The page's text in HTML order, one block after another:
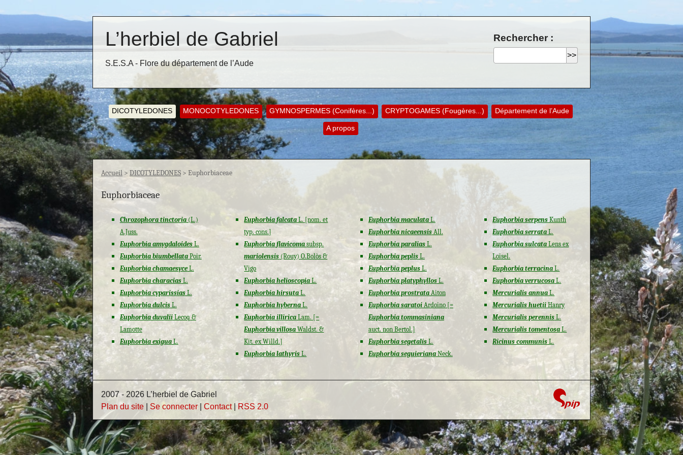
Rechercher :
L’herbiel de Gabriel
S.E.S.A - Flore du département de l’Aude
DICOTYLEDONES MONOCOTYLEDONES GYMNOSPERMES (Conifères...) CRYPTOGAMES (Fougères...) Département de l’Aude
A propos
Accueil > DICOTYLEDONES > Euphorbiaceae
Euphorbiaceae
Chrozophora tinctoria(L.)
A.Juss.
Euphorbia amygdaloidesL.
Euphorbia biumbellataPoir.
Euphorbia chamaesyceL.
Euphorbia characiasL.
Euphorbia cyparissiasL.
Euphorbia dulcisL.
Euphorbia duvaliiLecoq &
Lamotte
Euphorbia exiguaL.
Euphorbia falcata L. [nom. et
typ. cons.]
Euphorbia flavicomasubsp.
mariolensis (Rouy) O.Bolòs &
Vigo
Euphorbia helioscopia L.
Euphorbia hirsuta L.
Euphorbia hyberna L.
Euphorbia illirica Lam. [=
Euphorbia villosa Waldst. &
Kit. ex Willd.]
Euphorbia lathyris L.
Euphorbia maculataL.
Euphorbia nicaeensisAll.
Euphorbia paraliasL.
Euphorbia peplisL.
Euphorbia peplusL.
Euphorbia platyphyllosL.
Euphorbia prostrataAiton
Euphorbia saratoiArdoino [=
Euphorbia tommasiniana
auct. non Bertol.]
Euphorbia segetalisL.
Euphorbia seguierianaNeck.
Euphorbia serpens Kunth
Euphorbia serrata L.
Euphorbia sulcata Lens ex
Loisel.
Euphorbia terracina L.
Euphorbia verrucosa L.
Mercurialis annua L.
Mercurialis huetii Hanry
Mercurialis perennis L.
Mercurialis tomentosa L.
Ricinus communis L.
2007 - 2026 L’herbiel de Gabriel
Plan du site
Se connecter| Contact| RSS 2.0